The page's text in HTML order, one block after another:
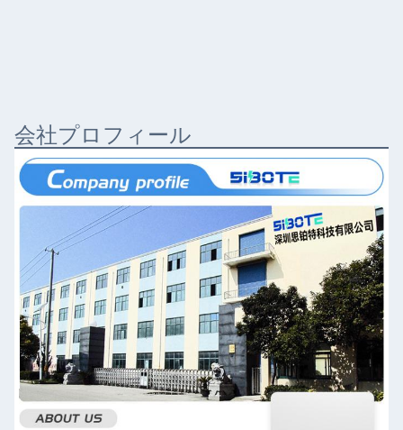
会社プロフィール